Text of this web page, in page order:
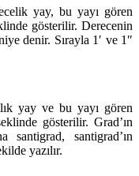
yay, bu yayı gören
gösterilir. Derecenin
denir. Sırayla 1′ ve 1″
yay ve bu yayı gören
gösterilir. Grad’ın
santigrad, santigrad’ın
yazılır.